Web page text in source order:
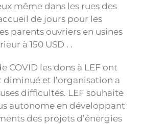
même dans les rues des
de jours pour les
parents ouvriers en usines
à 150 USD . .
COVID les dons à LEF ont
et l’organisation a
difficultés. LEF souhaite
autonome en développant
des projets d’énergies